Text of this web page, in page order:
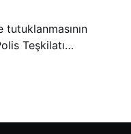
tutuklanmasının
Teşkilatı
Dubai’deki